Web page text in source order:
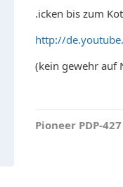
.icken bis zum
http://
(kein gewehr auf
Pioneer PDP-